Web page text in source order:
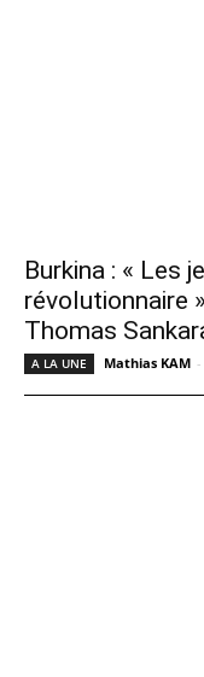
Burkina : « Les
révolutionnaire
Thomas
A LA UNE Mathias KAM -